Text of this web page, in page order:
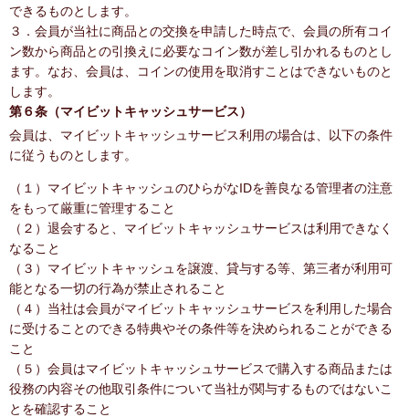
できるものとします。
３．会員が当社に商品との交換を申請した時点で、会員の所有コイ
ン数から商品との引換えに必要なコイン数が差し引かれるものとし
ます。なお、会員は、コインの使用を取消すことはできないものと
します。
第６条（マイビットキャッシュサービス）
会員は、マイビットキャッシュサービス利用の場合は、以下の条件
に従うものとします。
（１）マイビットキャッシュのひらがなIDを善良なる管理者の注意
をもって厳重に管理すること
（２）退会すると、マイビットキャッシュサービスは利用できなく
なること
（３）マイビットキャッシュを譲渡、貸与する等、第三者が利用可
能となる一切の行為が禁止されること
（４）当社は会員がマイビットキャッシュサービスを利用した場合
に受けることのできる特典やその条件等を決められることができる
こと
（５）会員はマイビットキャッシュサービスで購入する商品または
役務の内容その他取引条件について当社が関与するものではないこ
とを確認すること